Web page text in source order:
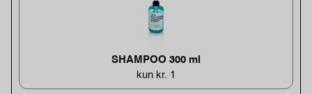
SHAMPOO 300 ml
kun kr. 1